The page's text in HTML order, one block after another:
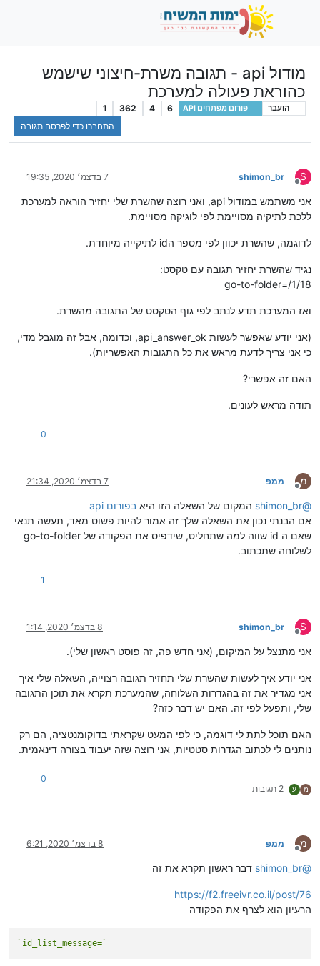
מודול api - תגובה משרת-חיצוני שישמש
כהוראת פעולה למערכת
הועבר פורום מפתחים API 6
4
362
1
התחברו כדי לפרסם תגובה
S
מנותק
shimon_br 7 בדצמ׳ 2020, 19:35
אני משתמש במודול api, ואני רוצה שהשרת שלי יחזיר הוראה למערכת
ללכת לתיקיה מסויימת לפי לוגיקה מסויימת.
לדוגמה, שהשרת יכוון לפי מספר הid לתיקייה מיוחדת.
נגיד שהשרת יחזיר תגובה עם טקסט:
go-to-folder=/1/18
ואז המערכת תדע לנתב לפי גוף הטקסט של התגובה מהשרת.
(אני יודע שאפשר לעשות api_answer_ok, וכדומה, אבל זה מוגבל מדי,
כי אני צריך לדעת מראש את כל התגובות האפשריות).
האם זה אפשרי?
תודה מראש לעונים.
0
מ
מנותק
ממפ 7 בדצמ׳ 2020, 21:34
@
shimon_br המקום של השאלה הזו היא בפורום api
אם הבנתי נכון את השאלה שלך זה אמור להיות פשוט מאד, תעשה תנאי
שאם ה id שווה למה שתחליט, שידפיס את הפקודה של go-to-folder
לשלוחה שתכתוב.
1
S
מנותק
shimon_br 8 בדצמ׳ 2020, 1:14
אני מתנצל על המיקום, (אני חדש פה, זה פוסט ראשון שלי).
אני יודע איך לעשות שהשרת שלי תחזיר תגובה רצוייה, השאלה שלי איך
אני מגדיר את זה בהגדרות השלוחה, שהמערכת תקרא את תוכן התגובה
שלי, ותפעל לפי זה. האם יש דבר כזה?
האם תוכל לתת לי דוגמה, כי לפי המעט שקראתי בדוקומנטציה, הם רק
נותנים לי לכתוב הגדרות סטטיות, אני רוצה שזה יעבוד בצורה דינאמית.
מ ע 2 תגובות
0
מ
מנותק
ממפ 8 בדצמ׳ 2020, 6:21
@
shimon_br דבר ראשון תקרא את זה
https://f2.freeivr.co.il/post/76
הרעיון הוא לצרף את הפקודה
`id_list_message=`